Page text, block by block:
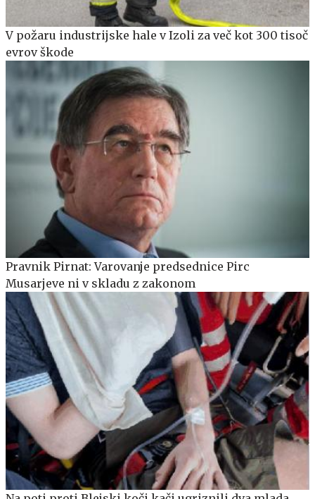
V požaru industrijske hale v Izoli za več kot 300 tisoč
evrov škode
Pravnik Pirnat: Varovanje predsednice Pirc
Musarjeve ni v skladu z zakonom